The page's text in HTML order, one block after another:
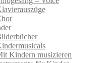
Kindern musizieren